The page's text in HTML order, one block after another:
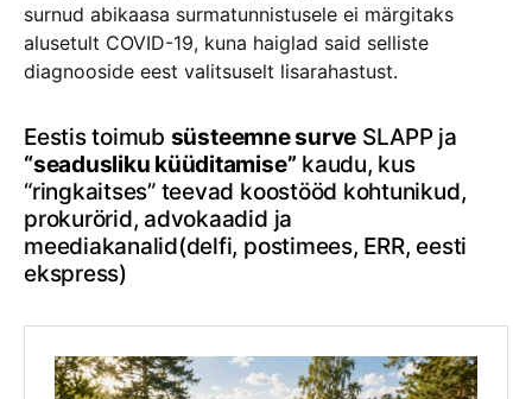
surnud abikaasa surmatunnistusele ei märgitaks
alusetult COVID-19, kuna haiglad said selliste
diagnooside eest valitsuselt lisarahastust.
Eestis toimub süsteemne surve SLAPP ja
“seadusliku küüditamise” kaudu, kus
“ringkaitses” teevad koostööd kohtunikud,
prokurörid, advokaadid ja
meediakanalid(delfi, postimees, ERR, eesti
ekspress)